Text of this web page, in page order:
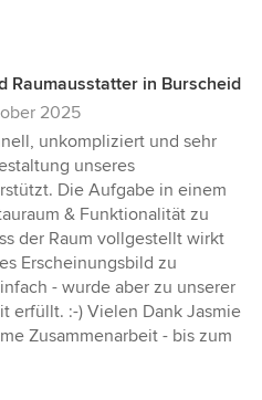
Raumausstatter in Burscheid
2025
unkompliziert und sehr
unseres
Die Aufgabe in einem
& Funktionalität zu
der Raum vollgestellt wirkt
Erscheinungsbild zu
- wurde aber zu unserer
erfüllt. :-) Vielen Dank Jasmie
Zusammenarbeit - bis zum